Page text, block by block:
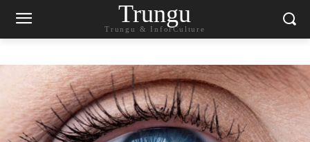
Trungu
Trungu & InforCulture